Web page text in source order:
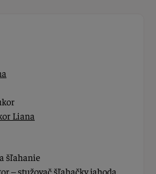
Liana
šľahanie
– stužovač šľahačky jahoda